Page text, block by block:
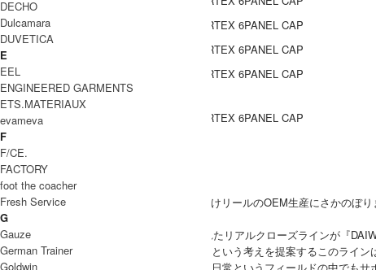
DETAIL
ブランド紹介
DAIWA PIER39
DAIWA(ダイワ)の始まりは、1958年、海外向けリールのOEM生産にさかのぼ
づけています。
そのDAIWAより、釣りという趣向から生まれたリアルクローズラインが『
「大自然と都市をシームレスに繋ぐ架け橋」という考えを提案するこのライ
DECHO
Dulcamara
DUVETICA
E
EEL
ENGINEERED GARMENTS
ETS.MATERIAUX
evameva
F
F/CE.
FACTORY
foot the coacher
Fresh Service
G
Gauze
German Trainer
Goldwin